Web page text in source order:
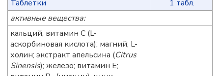
Таблетки
1 табл.
активные вещества:
кальций, витамин С (L-
аскорбиновая кислота); магний; L-
холин; экстракт апельсина (Citrus
Sinensis); железо; витамин Е;